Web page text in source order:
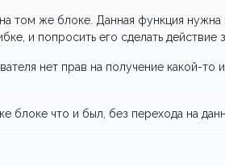
том же блоке. Данная функция
и попросить его сделать действие
нет прав на получение какой-
блоке что и был, без перехода на